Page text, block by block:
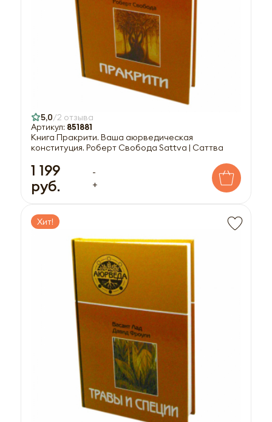
5,0 2 отзыва
Артикул: 851881
Книга Пракрити. Ваша аюрведическая
конституция. Роберт Свобода Sattva | Саттва
1 199
руб.
-
+
Хит!